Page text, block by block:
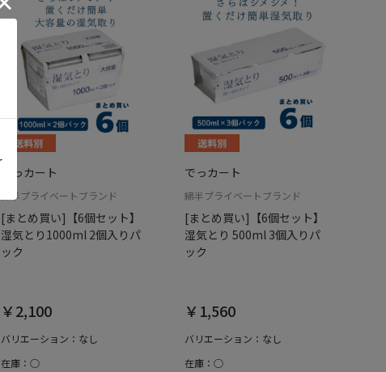
でっカート
綿半プライベートブランド
[まとめ買い]【6個セット】
湿気とり1000ml 2個入りパ
ック
￥2,100
バリエーション：なし
在庫：○
でっカート
綿半プライベートブランド
[まとめ買い]【6個セット】
湿気とり 500ml 3個入りパ
ック
￥1,560
バリエーション：なし
在庫：○